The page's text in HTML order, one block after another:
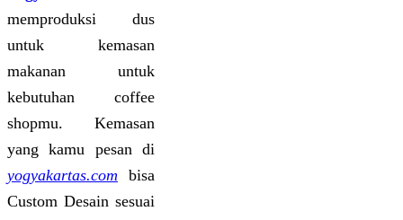
memproduksi dus
untuk kemasan
makanan untuk
kebutuhan coffee
shopmu. Kemasan
yang kamu pesan di
yogyakartas.com bisa
Custom Desain sesuai